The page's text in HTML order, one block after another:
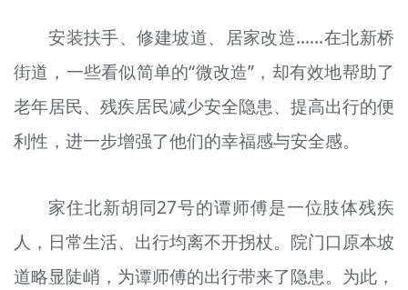
安装扶手、修建坡道、居家改造……在北新桥
街道，一些看似简单的“微改造”，却有效地帮助了
老年居民、残疾居民减少安全隐患、提高出行的便
利性，进一步增强了他们的幸福感与安全感。
家住北新胡同27号的谭师傅是一位肢体残疾
人，日常生活、出行均离不开拐杖。院门口原本坡
道略显陡峭，为谭师傅的出行带来了隐患。为此，